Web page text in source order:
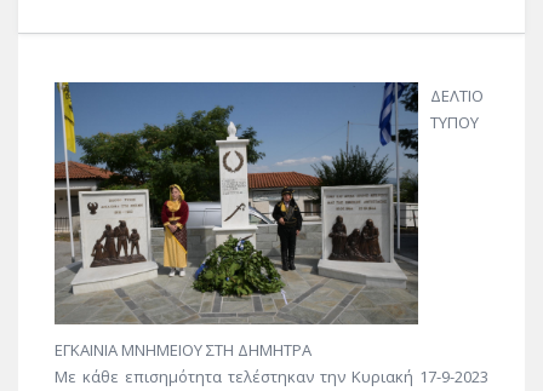
ΔΕΛΤΙΟ
ΤΥΠΟΥ
ΕΓΚΑΙΝΙΑ ΜΝΗΜΕΙΟΥ ΣΤΗ ΔΗΜΗΤΡΑ
Με κάθε επισημότητα τελέστηκαν την Κυριακή 17-9-2023